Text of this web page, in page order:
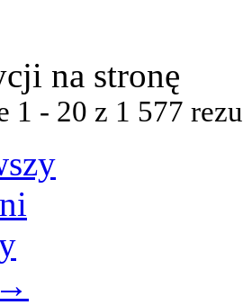
na stronę
1 - 20 z 1 577